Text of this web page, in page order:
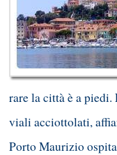
rare la città è a
viali acciottolati,
Porto Maurizio